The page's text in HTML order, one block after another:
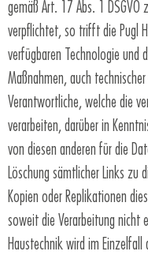
gemäß Art. 17 Abs. 1 DSGVO
verpflichtet, so trifft die Pugl
verfügbaren Technologie und
Maßnahmen, auch
Verantwortliche, welche die
verarbeiten, darüber in
von diesen anderen für die
Löschung sämtlicher Links zu
Kopien oder Replikationen
soweit die Verarbeitung nicht
Haustechnik wird im